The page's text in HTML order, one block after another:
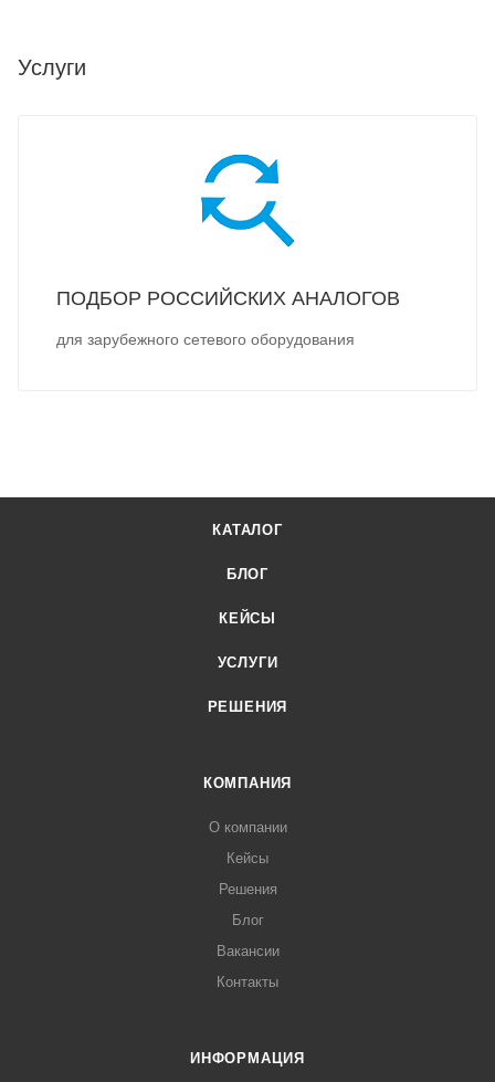
Услуги
ПОДБОР РОССИЙСКИХ АНАЛОГОВ
для зарубежного сетевого оборудования
КАТАЛОГ
БЛОГ
КЕЙСЫ
УСЛУГИ
РЕШЕНИЯ
КОМПАНИЯ
О компании
Кейсы
Решения
Блог
Вакансии
Контакты
ИНФОРМАЦИЯ